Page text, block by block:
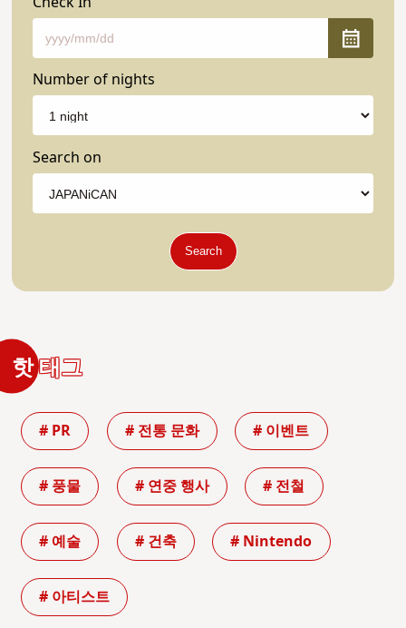
Number of nights
Search on
Search
핫 태그
# PR # 전통 문화 # 이벤트
# 풍물 # 연중 행사 # 전철
# 예술 # 건축 # Nintendo
# 아티스트